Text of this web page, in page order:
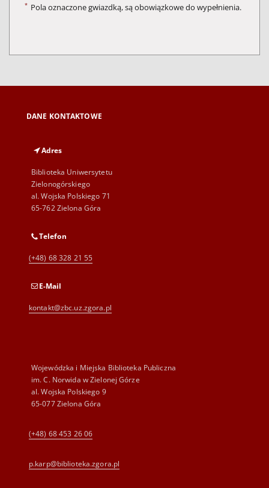
* Pola oznaczone gwiazdką, są obowiązkowe do wypełnienia.
DANE KONTAKTOWE
Adres
Biblioteka Uniwersytetu
Zielonogórskiego
al. Wojska Polskiego 71
65-762 Zielona Góra
Telefon
(+48) 68 328 21 55
E-Mail
kontakt@zbc.uz.zgora.pl
Wojewódzka i Miejska Biblioteka Publiczna
im. C. Norwida w Zielonej Górze
al. Wojska Polskiego 9
65-077 Zielona Góra
(+48) 68 453 26 06
p.karp@biblioteka.zgora.pl